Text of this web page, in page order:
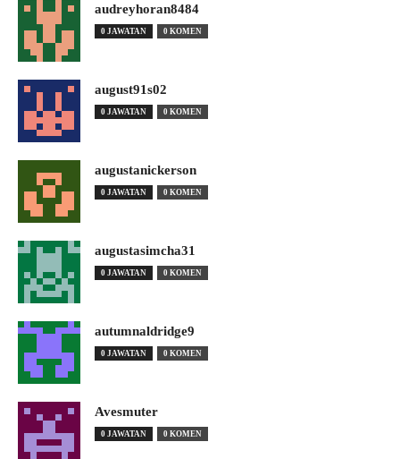
audreyhoran8484
0 JAWATAN 0 KOMEN
august91s02
0 JAWATAN 0 KOMEN
augustanickerson
0 JAWATAN 0 KOMEN
augustasimcha31
0 JAWATAN 0 KOMEN
autumnaldridge9
0 JAWATAN 0 KOMEN
Avesmuter
0 JAWATAN 0 KOMEN